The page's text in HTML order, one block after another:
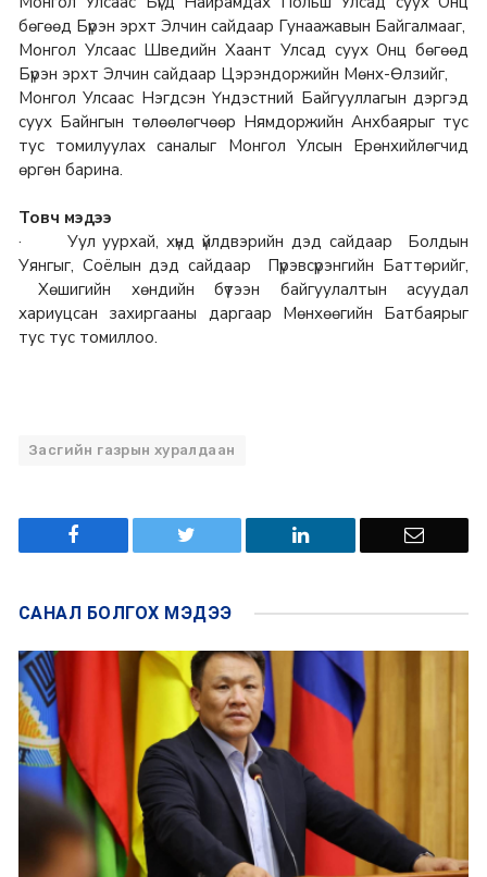
бөгөөд Бүрэн эрхт Элчин сайдаар Гунаажавын Байгалмааг,
Монгол Улсаас Шведийн Хаант Улсад суух Онц бөгөөд
Бүрэн эрхт Элчин сайдаар Цэрэндоржийн Мөнх-Өлзийг,
Монгол Улсаас Нэгдсэн Үндэстний Байгууллагын дэргэд
суух Байнгын төлөөлөгчөөр Нямдоржийн Анхбаярыг тус
тус томилуулах саналыг Монгол Улсын Ерөнхийлөгчид
өргөн барина.
Товч мэдээ
· Уул уурхай, хүнд үйлдвэрийн дэд сайдаар Болдын
Уянгыг, Соёлын дэд сайдаар Пүрэвсүрэнгийн Баттөрийг,
Хөшигийн хөндийн бүтээн байгуулалтын асуудал
хариуцсан захиргааны даргаар Мөнхөөгийн Батбаярыг
тус тус томиллоо.
Засгийн газрын хуралдаан
САНАЛ БОЛГОХ МЭДЭЭ